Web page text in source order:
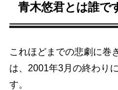
青木悠君とは誰で
これほどまでの悲劇に巻
は、2001年3月の終わり
す。